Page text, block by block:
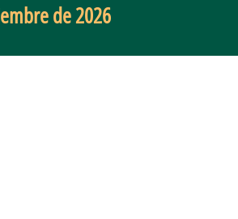
de 2026